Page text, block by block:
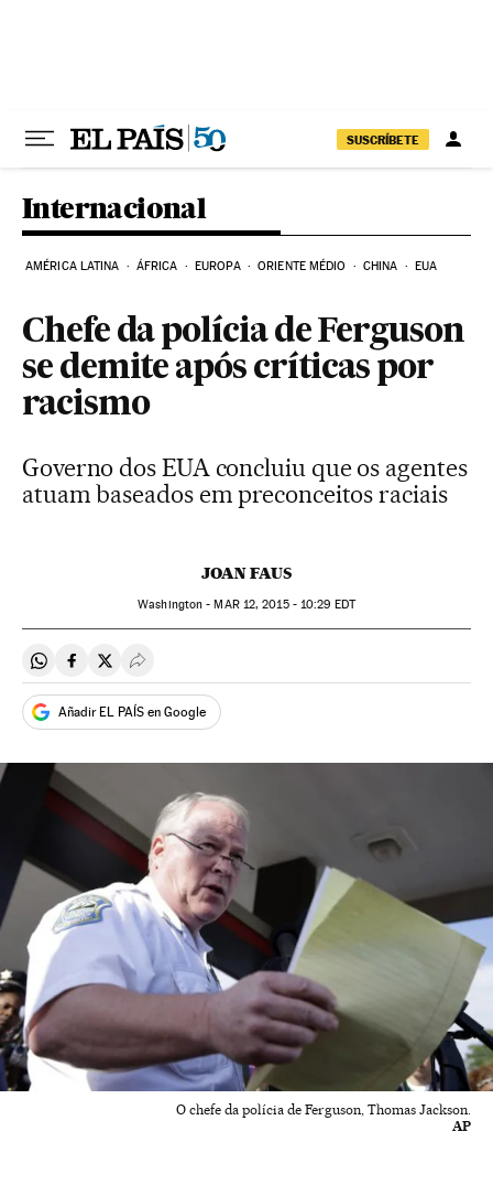
SUSCRÍBETE
Internacional
AMÉRICA LATINA ÁFRICA EUROPA ORIENTE MÉDIO CHINA EUA
Chefe da polícia de Ferguson
se demite após críticas por
racismo
Governo dos EUA concluiu que os agentes
atuam baseados em preconceitos raciais
JOAN FAUS
Washington -MAR12, 2015 - 10:29 EDT
Compartir en Whatsapp
Compartir en Facebook
Compartir en Twitter
Desplegar Redes Sociales
Añadir EL PAÍS en Google
O chefe da polícia de Ferguson, Thomas Jackson.
AP